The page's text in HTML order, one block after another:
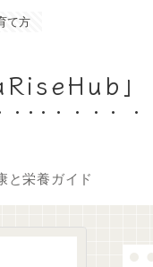
て方
」
と栄養ガイド